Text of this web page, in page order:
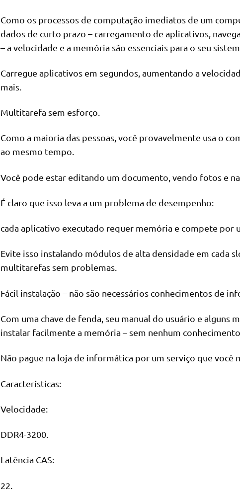
Como os processos de computação imediatos de um
dados de curto prazo – carregamento de aplicativos,
– a velocidade e a memória são essenciais para o seu
Carregue aplicativos em segundos, aumentando a
mais.
Multitarefa sem esforço.
Como a maioria das pessoas, você provavelmente usa o
ao mesmo tempo.
Você pode estar editando um documento, vendo fotos e
É claro que isso leva a um problema de desempenho:
cada aplicativo executado requer memória e compete por
Evite isso instalando módulos de alta densidade em cada
multitarefas sem problemas.
Fácil instalação – não são necessários conhecimentos de
Com uma chave de fenda, seu manual do usuário e alguns
instalar facilmente a memória – sem nenhum
Não pague na loja de informática por um serviço que você
Características:
Velocidade:
DDR4-3200.
Latência CAS:
22.